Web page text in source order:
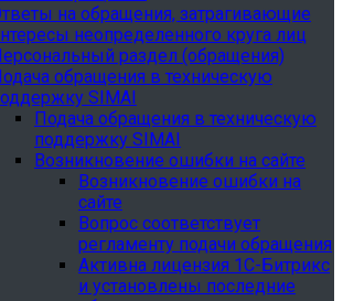
на обращения, затрагивающие
неопределенного круга лиц
раздел (обращения)
обращения в техническую
SIMAI
Подача обращения в техническую
поддержку SIMAI
Возникновение ошибки на сайте
Возникновение ошибки на
сайте
Вопрос соответствует
регламенту подачи обращения
Активна лицензия 1С-Битрикс
и установлены последние